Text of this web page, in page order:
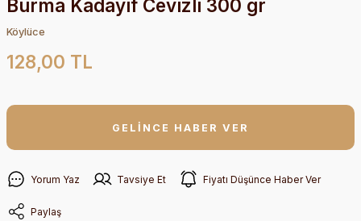
Burma Kadayıf Cevizli 300 gr
Köylüce
128,00 TL
GELİNCE HABER VER
Yorum Yaz Tavsiye Et Fiyatı Düşünce Haber Ver
Paylaş